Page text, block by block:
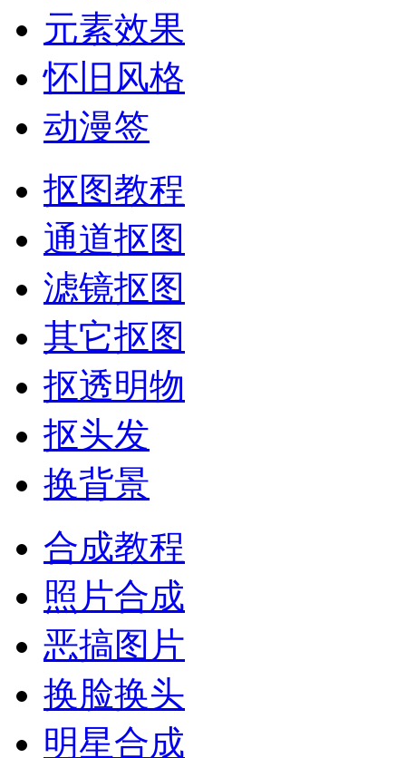
元素效果
怀旧风格
动漫签
抠图教程
通道抠图
滤镜抠图
其它抠图
抠透明物
抠头发
换背景
合成教程
照片合成
恶搞图片
换脸换头
明星合成